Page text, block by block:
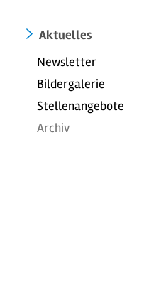
Aktuelles
Newsletter
Bildergalerie
Stellenangebote
Archiv